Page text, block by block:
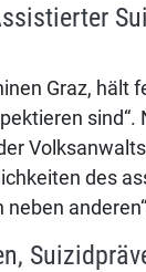
Graz, hält
des